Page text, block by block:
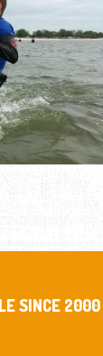
SINCE 2000